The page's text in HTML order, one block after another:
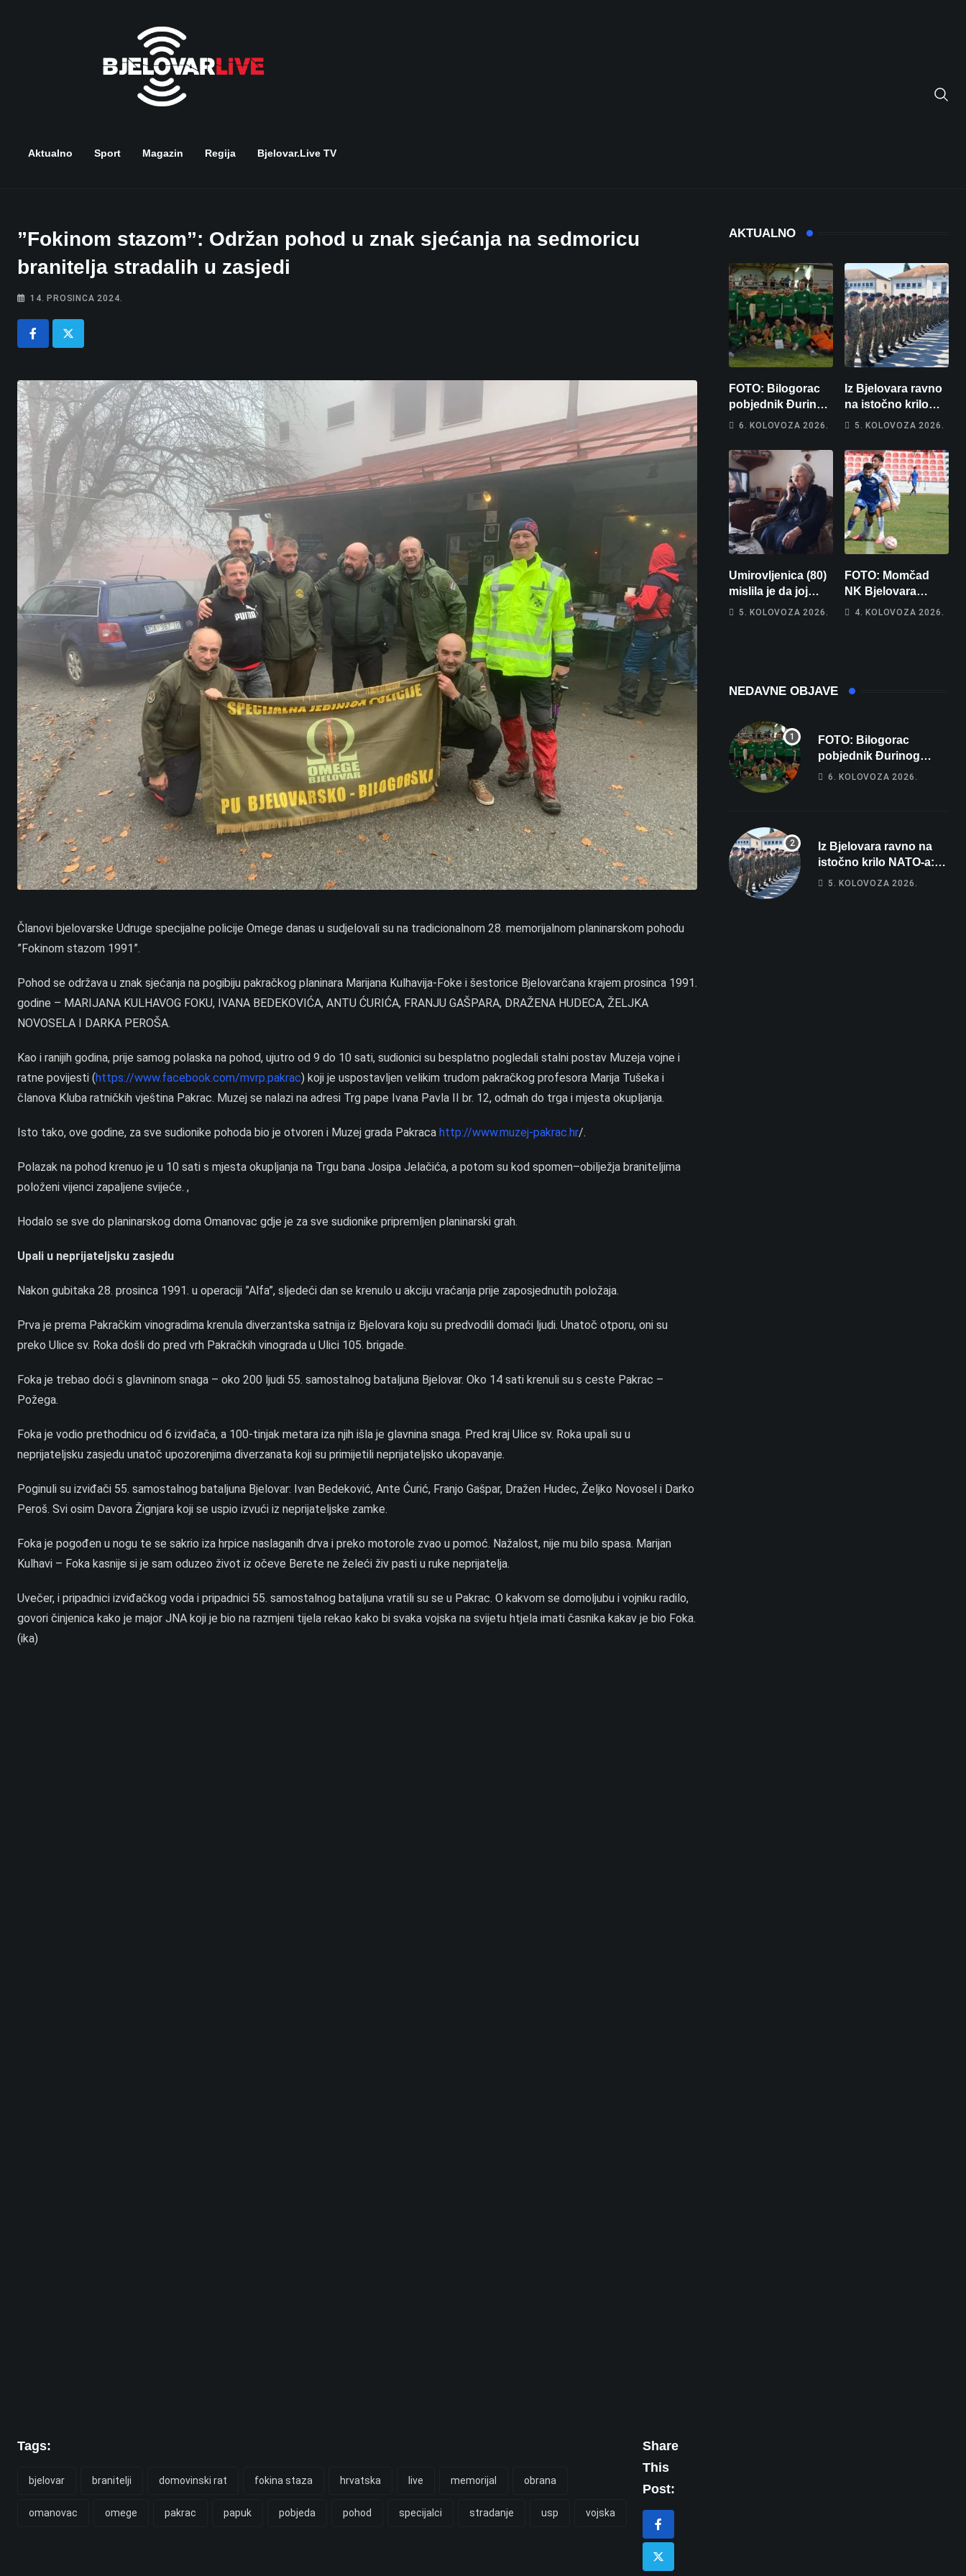
Aktualno Sport Magazin Regija Bjelovar.live TV
”Fokinom stazom”: Održan pohod u znak sjećanja na sedmoricu
branitelja stradalih u zasjedi
14. PROSINCA 2024.
Članovi bjelovarske Udruge specijalne policije Omege danas u sudjelovali su na tradicionalnom 28. memorijalnom planinarskom pohodu
”Fokinom stazom 1991”.
Pohod se održava u znak sjećanja na pogibiju pakračkog planinara Marijana Kulhavija-Foke i šestorice Bjelovarčana krajem prosinca 1991.
godine – MARIJANA KULHAVOG FOKU, IVANA BEDEKOVIĆA, ANTU ĆURIĆA, FRANJU GAŠPARA, DRAŽENA HUDECA, ŽELJKA
NOVOSELA I DARKA PEROŠA.
Kao i ranijih godina, prije samog polaska na pohod, ujutro od 9 do 10 sati, sudionici su besplatno pogledali stalni postav Muzeja vojne i
ratne povijesti (https://www.facebook.com/mvrp.pakrac) koji je uspostavljen velikim trudom pakračkog profesora Marija Tušeka i
članova Kluba ratničkih vještina Pakrac. Muzej se nalazi na adresi Trg pape Ivana Pavla II br. 12, odmah do trga i mjesta okupljanja.
Isto tako, ove godine, za sve sudionike pohoda bio je otvoren i Muzej grada Pakraca http://www.muzej-pakrac.hr/.
Polazak na pohod krenuo je u 10 sati s mjesta okupljanja na Trgu bana Josipa Jelačića, a potom su kod spomen–obilježja braniteljima
položeni vijenci zapaljene svijeće. ,
Hodalo se sve do planinarskog doma Omanovac gdje je za sve sudionike pripremljen planinarski grah.
Upali u neprijateljsku zasjedu
Nakon gubitaka 28. prosinca 1991. u operaciji ”Alfa”, sljedeći dan se krenulo u akciju vraćanja prije zaposjednutih položaja.
Prva je prema Pakračkim vinogradima krenula diverzantska satnija iz Bjelovara koju su predvodili domaći ljudi. Unatoč otporu, oni su
preko Ulice sv. Roka došli do pred vrh Pakračkih vinograda u Ulici 105. brigade.
Foka je trebao doći s glavninom snaga – oko 200 ljudi 55. samostalnog bataljuna Bjelovar. Oko 14 sati krenuli su s ceste Pakrac –
Požega.
Foka je vodio prethodnicu od 6 izviđača, a 100-tinjak metara iza njih išla je glavnina snaga. Pred kraj Ulice sv. Roka upali su u
neprijateljsku zasjedu unatoč upozorenjima diverzanata koji su primijetili neprijateljsko ukopavanje.
Poginuli su izviđači 55. samostalnog bataljuna Bjelovar: Ivan Bedeković, Ante Ćurić, Franjo Gašpar, Dražen Hudec, Željko Novosel i Darko
Peroš. Svi osim Davora Žignjara koji se uspio izvući iz neprijateljske zamke.
Foka je pogođen u nogu te se sakrio iza hrpice naslaganih drva i preko motorole zvao u pomoć. Nažalost, nije mu bilo spasa. Marijan
Kulhavi – Foka kasnije si je sam oduzeo život iz očeve Berete ne želeći živ pasti u ruke neprijatelja.
Uvečer, i pripadnici izviđačkog voda i pripadnici 55. samostalnog bataljuna vratili su se u Pakrac. O kakvom se domoljubu i vojniku radilo,
govori činjenica kako je major JNA koji je bio na razmjeni tijela rekao kako bi svaka vojska na svijetu htjela imati časnika kakav je bio Foka.
(ika)
Tags:
bjelovar branitelji domovinski rat fokina staza hrvatska live memorijal obrana
omanovac omege pakrac papuk pobjeda pohod specijalci stradanje usp vojska
Share
This
Post:
AKTUALNO
FOTO: Bilogorac
pobjednik Đurinog
memorijala
6. KOLOVOZA 2026.
Iz Bjelovara ravno
na istočno krilo
NATO-a: Evo kamo
vojnika i 6
vojnikinja
5. KOLOVOZA 2026.
Umirovljenica (80)
mislila je da joj
piše kći pa ostala
5. KOLOVOZA 2026.
FOTO: Momčad
NK Bjelovara
poprima jesenski
4. KOLOVOZA 2026.
NEDAVNE OBJAVE
FOTO: Bilogorac
pobjednik Đurinog
memorijala
6. KOLOVOZA 2026.
Iz Bjelovara ravno na
istočno krilo NATO-a:
Evo kamo odlazi 82
5. KOLOVOZA 2026.